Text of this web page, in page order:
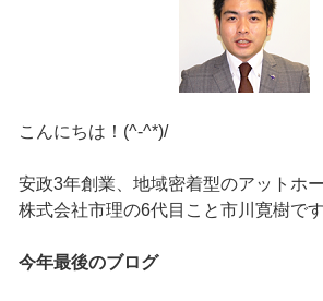
こんにちは！(^-^*)/
安政3年創業、地域密着型のアットホ
株式会社市理の6代目こと市川寛樹です
今年最後のブログ